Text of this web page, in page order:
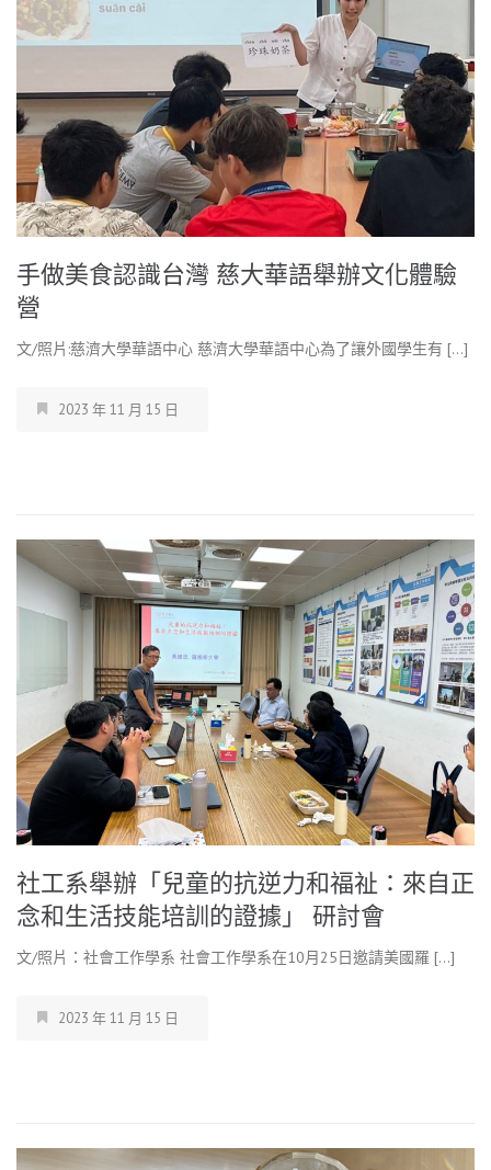
手做美食認識台灣 慈大華語舉辦文化體驗
營
文/照片:慈濟大學華語中心 慈濟大學華語中心為了讓外國學生有 […]
2023 年 11 月 15 日
社工系舉辦「兒童的抗逆力和福祉：來自正
念和生活技能培訓的證據」 研討會
文/照片：社會工作學系 社會工作學系在10月25日邀請美國羅 […]
2023 年 11 月 15 日